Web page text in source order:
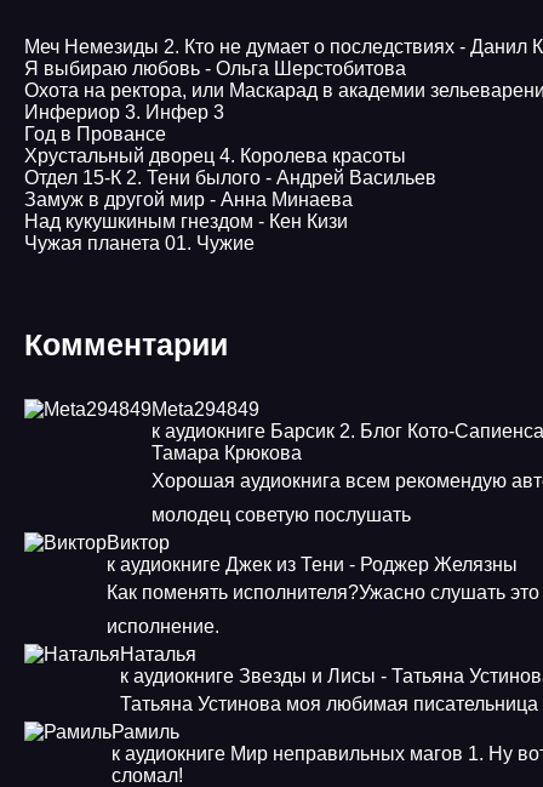
Меч Немезиды 2. Кто не думает о последствиях - Данил
Я выбираю любовь - Ольга Шерстобитова
Охота на ректора, или Маскарад в академии
Инфериор 3. Инфер 3
Год в Провансе
Хрустальный дворец 4. Королева красоты
Отдел 15-К 2. Тени былого - Андрей Васильев
Замуж в другой мир - Анна Минаева
Над кукушкиным гнездом - Кен Кизи
Чужая планета 01. Чужие
Комментарии
Meta294849
к аудиокниге Барсик 2. Блог Кото-
Тамара Крюкова
Хорошая аудиокнига всем рекомендую
молодец советую послушать
Виктор
к аудиокниге Джек из Тени - Роджер Желязны
Как поменять исполнителя?Ужасно слушать это
исполнение.
Наталья
к аудиокниге Звезды и Лисы - Татьяна
Татьяна Устинова моя любимая писательница
Рамиль
к аудиокниге Мир неправильных магов 1. Ну
сломал!